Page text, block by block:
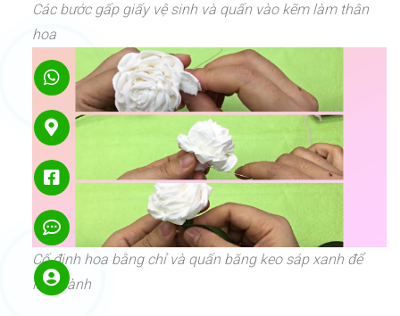
Các bước gấp giấy vệ sinh và quấn vào kẽm làm thân
hoa
Cố định hoa bằng chỉ và quấn băng keo sáp xanh để
làm cành